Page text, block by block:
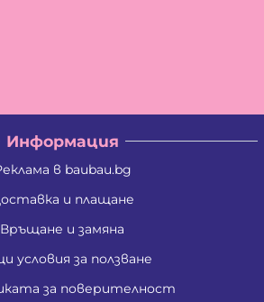
Информация
в baubau.bg
и плащане
Връщане и замяна
условия за ползване
за поверителност